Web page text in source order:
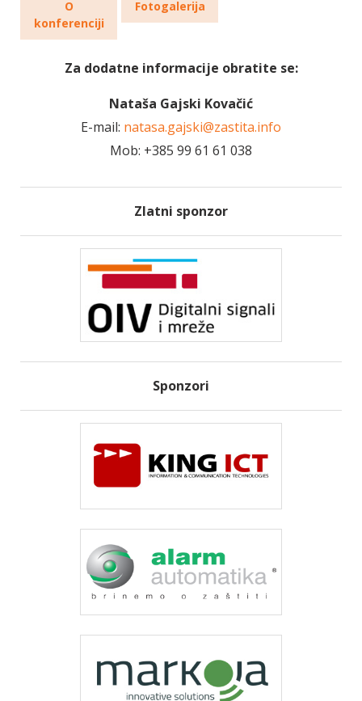
O
konferenciji
Fotogalerija
Za dodatne informacije obratite se:
Nataša Gajski Kovačić
E-mail: natasa.gajski@zastita.info
Mob: +385 99 61 61 038
Zlatni sponzor
Sponzori